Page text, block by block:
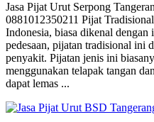
Jasa Pijat Urut Serpong
0881012350211 Pijat
Indonesia, biasa dikenal
pedesaan, pijatan tradisional ini
penyakit. Pijatan jenis ini
menggunakan telapak tangan
dapat lemas ...